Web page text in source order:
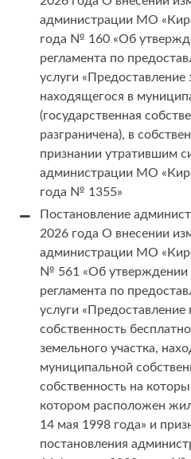
администрации МО
года № 160 «Об
регламента по
услуги «Предоставление
находящегося в
(государственная
разграничена), в
признании утратившим
администрации МО
года № 1355»
Постановление
2026 года О внесении
администрации МО
№ 561 «Об утверждении
регламента по
услуги
собственность
земельного участка,
муниципальной
собственность на
котором расположен
14 мая 1998 года» и
постановления